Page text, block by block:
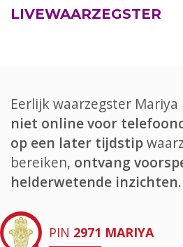
LIVEWAARZEGSTER
Eerlijk waarzegster
niet online voor
op een later tijdstip
bereiken, ontvang
helderwetende inzichten.
PIN 2971 MARIYA